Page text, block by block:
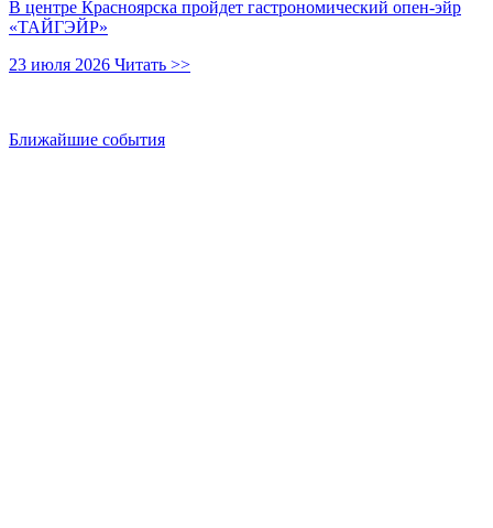
В центре Красноярска пройдет гастрономический опен-эйр
«ТАЙГЭЙР»
23 июля 2026 Читать >>
Ближайшие события